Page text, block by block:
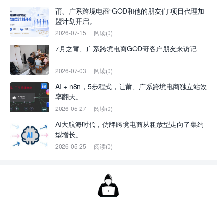
莆、广系跨境电商“GOD和他的朋友们”项目代理加
盟计划开启。
2026-07-15 阅读(0)
7月之莆、广系跨境电商GOD哥客户朋友来访记
2026-07-03 阅读(0)
AI + n8n，5步程式，让莆、广系跨境电商独立站效
率翻天。
2026-05-27 阅读(0)
AI大航海时代，仿牌跨境电商从粗放型走向了集约
型增长。
2026-05-25 阅读(0)